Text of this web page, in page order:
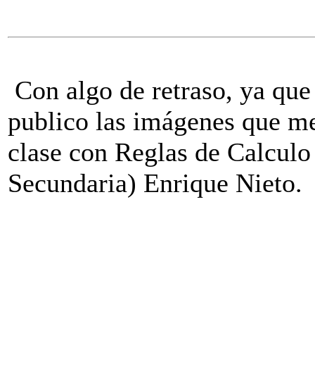
Con algo de retraso, ya
publico las imágenes que
clase con Reglas de
Secundaria) Enrique Nieto.